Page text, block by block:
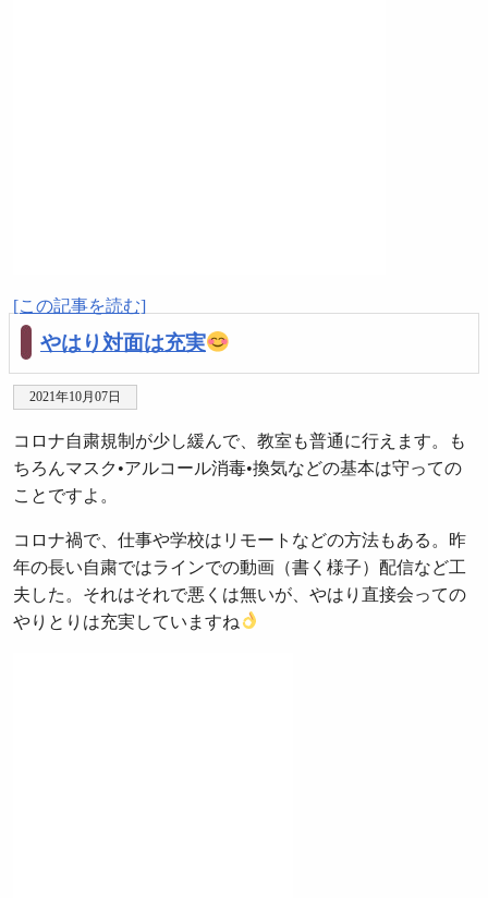
[この記事を読む]
やはり対面は充実
2021年10月07日
コロナ自粛規制が少し緩んで、教室も普通に行えます。も
ちろんマスク•アルコール消毒•換気などの基本は守っての
ことですよ。
コロナ禍で、仕事や学校はリモートなどの方法もある。昨
年の長い自粛ではラインでの動画（書く様子）配信など工
夫した。それはそれで悪くは無いが、やはり直接会っての
やりとりは充実していますね